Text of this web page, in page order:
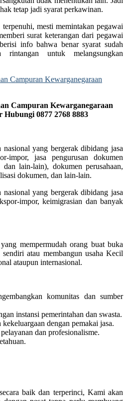
tetap jadi syarat perkawinan.
mesti memintakan pegawai
surat keterangan dari pegawai
info bahwa benar syarat sudah
untuk melangsungkan
Campuran Kewarganegaraan
0877 2768 8883
nasional yang bergerak dibidang jasa
impor, jasa pengurusan dokumen
lain-lain), dokumen perusahaan,
dokumen, dan lain-lain.
nasional yang bergerak dibidang jasa
impor, keimigrasian dan banyak
mempermudah orang buat buka
atau membangun usaha Kecil
ataupun internasional.
komunitas dan sumber
instansi pemerintahan dan swasta.
dengan pemakai jasa.
dan profesionalisme.
baik dan terperinci, Kami akan